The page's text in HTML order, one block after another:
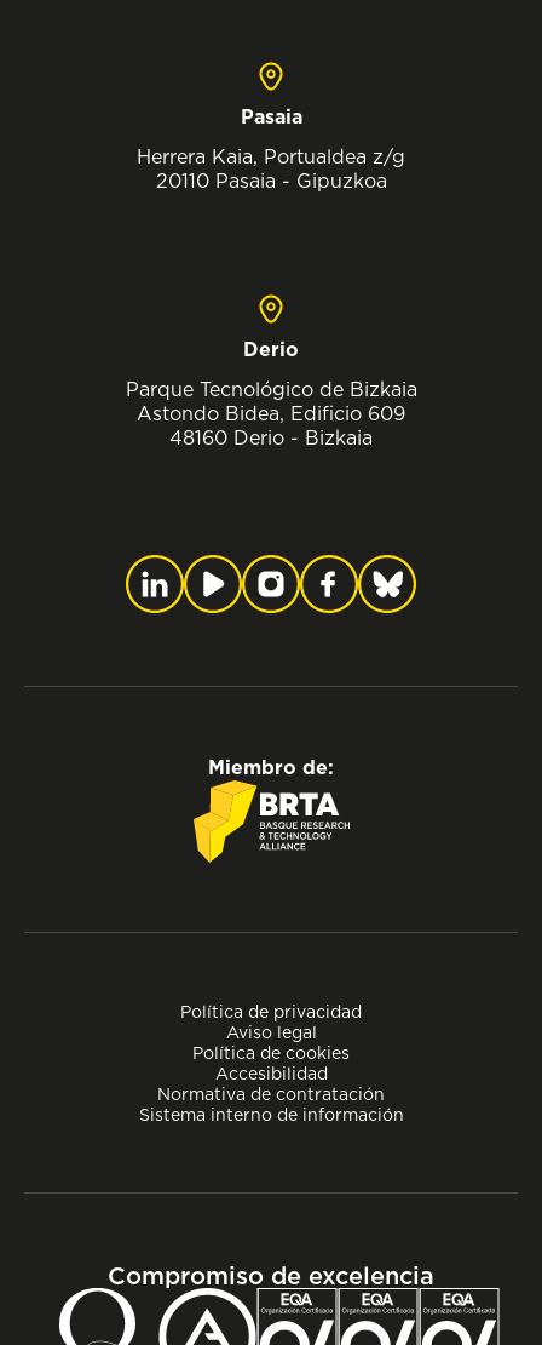
Pasaia
Herrera Kaia, Portualdea z/g
20110 Pasaia - Gipuzkoa
Derio
Parque Tecnológico de Bizkaia
Astondo Bidea, Edificio 609
48160 Derio - Bizkaia
Política de privacidad
Aviso legal
Política de cookies
Accesibilidad
Normativa de contratación
Sistema interno de información
Miembro de:
Compromiso de excelencia